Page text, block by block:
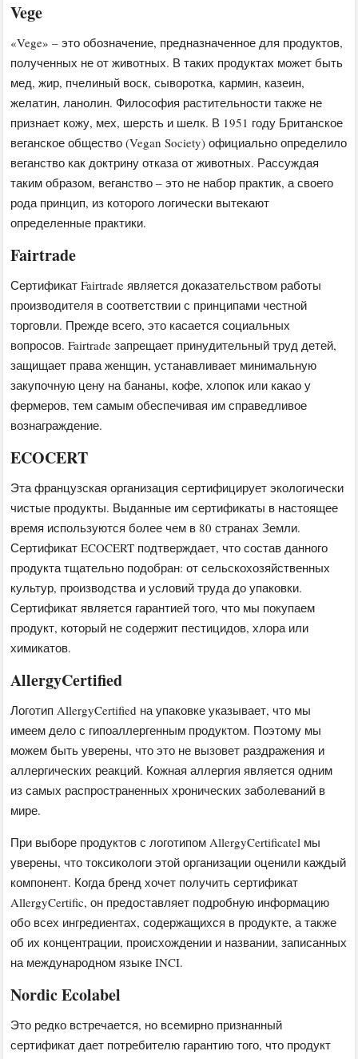
Vege
«Vege» – это обозначение, предназначенное для продуктов,
полученных не от животных. В таких продуктах может быть
мед, жир, пчелиный воск, сыворотка, кармин, казеин,
желатин, ланолин. Философия растительности также не
признает кожу, мех, шерсть и шелк. В 1951 году Британское
веганское общество (Vegan Society) официально определило
веганство как доктрину отказа от животных. Рассуждая
таким образом, веганство – это не набор практик, а своего
рода принцип, из которого логически вытекают
определенные практики.
Fairtrade
Сертификат Fairtrade является доказательством работы
производителя в соответствии с принципами честной
торговли. Прежде всего, это касается социальных
вопросов. Fairtrade запрещает принудительный труд детей,
защищает права женщин, устанавливает минимальную
закупочную цену на бананы, кофе, хлопок или какао у
фермеров, тем самым обеспечивая им справедливое
вознаграждение.
ECOCERT
Эта французская организация сертифицирует экологически
чистые продукты. Выданные им сертификаты в настоящее
время используются более чем в 80 странах Земли.
Сертификат ECOCERT подтверждает, что состав данного
продукта тщательно подобран: от сельскохозяйственных
культур, производства и условий труда до упаковки.
Сертификат является гарантией того, что мы покупаем
продукт, который не содержит пестицидов, хлора или
химикатов.
AllergyCertified
Логотип AllergyCertified на упаковке указывает, что мы
имеем дело с гипоаллергенным продуктом. Поэтому мы
можем быть уверены, что это не вызовет раздражения и
аллергических реакций. Кожная аллергия является одним
из самых распространенных хронических заболеваний в
мире.
При выборе продуктов с логотипом AllergyCertificatel мы
уверены, что токсикологи этой организации оценили каждый
компонент. Когда бренд хочет получить сертификат
AllergyCertific, он предоставляет подробную информацию
обо всех ингредиентах, содержащихся в продукте, а также
об их концентрации, происхождении и названии, записанных
на международном языке INCI.
Nordic Ecolabel
Это редко встречается, но всемирно признанный
сертификат дает потребителю гарантию того, что продукт